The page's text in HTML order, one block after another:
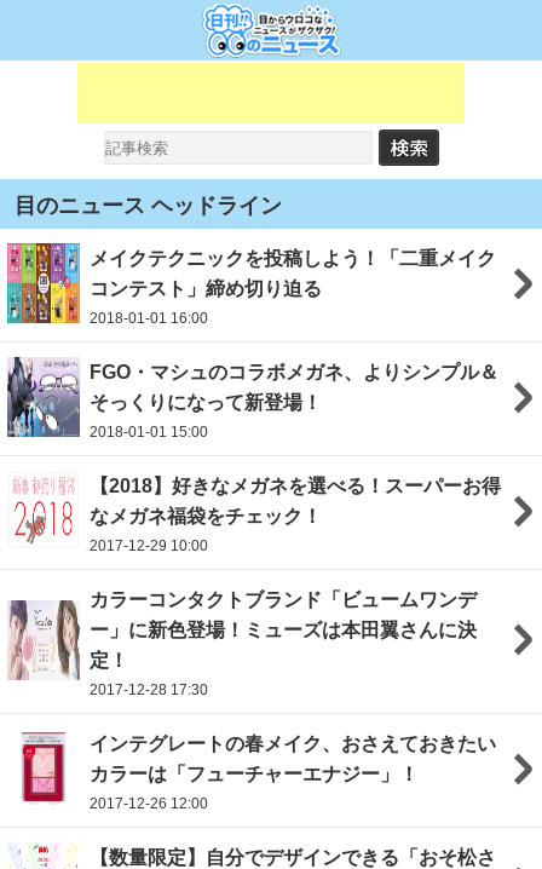
目のニュース ヘッドライン
メイクテクニックを投稿しよう！「二重メイク
コンテスト」締め切り迫る
2018-01-01 16:00
FGO・マシュのコラボメガネ、よりシンプル＆
そっくりになって新登場！
2018-01-01 15:00
【2018】好きなメガネを選べる！スーパーお得
なメガネ福袋をチェック！
2017-12-29 10:00
カラーコンタクトブランド「ビュームワンデ
ー」に新色登場！ミューズは本田翼さんに決
定！
2017-12-28 17:30
インテグレートの春メイク、おさえておきたい
カラーは「フューチャーエナジー」！
2017-12-26 12:00
【数量限定】自分でデザインできる「おそ松さ